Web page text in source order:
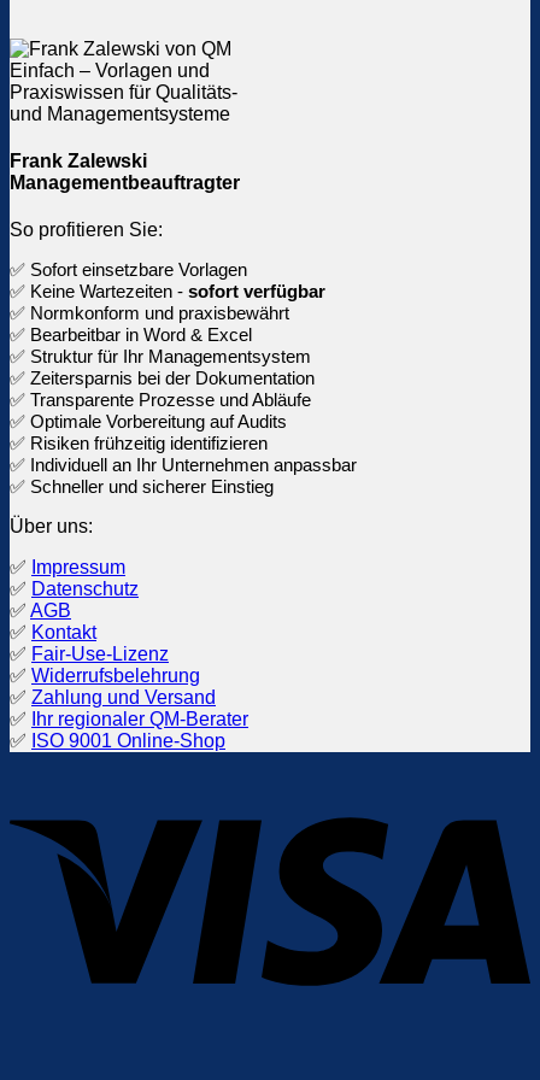
Frank Zalewski
Managementbeauftragter
So profitieren Sie:
✅ Sofort einsetzbare Vorlagen
✅ Keine Wartezeiten - sofort verfügbar
✅ Normkonform und praxisbewährt
✅ Bearbeitbar in Word & Excel
✅ Struktur für Ihr Managementsystem
✅ Zeitersparnis bei der Dokumentation
✅ Transparente Prozesse und Abläufe
✅ Optimale Vorbereitung auf Audits
✅ Risiken frühzeitig identifizieren
✅ Individuell an Ihr Unternehmen anpassbar
✅ Schneller und sicherer Einstieg
Über uns:
✅ Impressum
✅ Datenschutz
✅ AGB
✅ Kontakt
✅ Fair-Use-Lizenz
✅ Widerrufsbelehrung
✅ Zahlung und Versand
✅
Ihr regionaler QM-Berater
✅ ISO 9001 Online-Shop